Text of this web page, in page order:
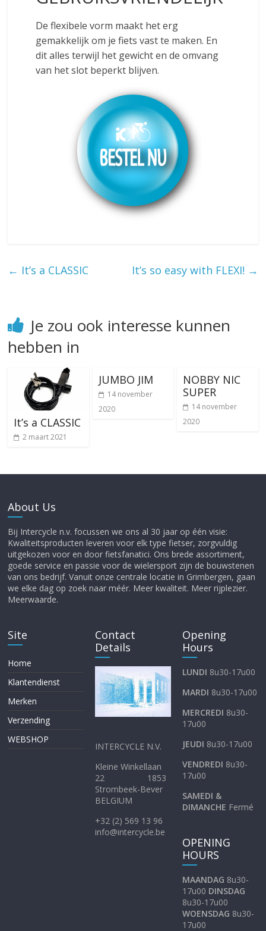
De flexibele vorm maakt het erg
gemakkelijk om je fiets vast te maken. En
dit alles terwijl het gewicht en de omvang
van het slot beperkt blijven.
← It’s a CLASSIC It’s so easy with FLEXI! →
Je zou ook interesse kunnen
hebben in
It’s a CLASSIC
2 maart 2021
JUMBO JIM
14 november
2020
NOBBY NIC
SUPER
14 november
2020
About Us
Bij Intercycle n.v. focussen we ons al 30 jaar op één visie:
Kwaliteitsproducten leveren voor elk type fietser, zorgvuldig
uitgekozen voor en door fietsfanatici. Ons brede assortiment,
goede service en passie voor de wielersport zijn de bouwstenen
van ons bedrijf. Vanuit onze centrale locatie in Grimbergen, gaan
we elke dag op zoek naar méér. Meer kwaliteit. Meer rijplezier.
Meerwaarde.
Site
Home
Klantendienst
Merken
Verzending
WEBSHOP
Contact
Details
INTERCYCLE N.V.
Kleine Winkellaan
22 1853
Strombeek-Bever
BELGIUM
+32 (2) 569 13 96
info@intercycle.be
Opening
Hours
LUNDI 8u30-17u00
MARDI 8u30-17u00
MERCREDI 8u30-
17u00
JEUDI 8u30-17u00
VENDREDI 8u30-
17u00
SAMEDI &
DIMANCHE Fermé
OPENING
HOURS
MAANDAG 8u30-
17u00 DINSDAG
8u30-17u00
WOENSDAG 8u30-
17u00